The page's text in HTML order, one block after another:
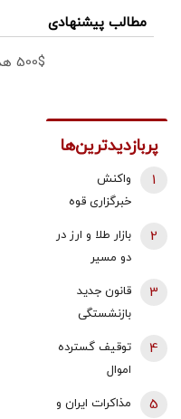
مطالب پیشنهادی
500$ هدیه به کاربران جدید،ثبت نام کن
پربازدیدترین‌ها
واکنش
خبرگزاری قوه
شیوه ردیابی و
ترور شهید
لاریجانی
1
بازار طلا و ارز در
دو مسیر
عقب نشست،
اونس جهانی
بالا رفتند |
سیگنال‌های
2
قانون جدید
بازنشستگی
اعلام شد/ این
سال بیشتر کار
کنند
3
توقیف گسترده
اموال
4
مذاکرات ایران و
5